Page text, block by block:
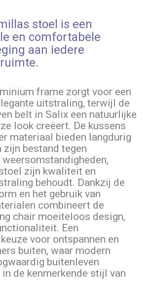
stoel is een
en comfortabele
aan iedere
frame zorgt voor een
uitstraling, terwijl de
belt in Salix een natuurlijke
look creëert. De kussens
materiaal bieden langdurig
bestand tegen
zijn kwaliteit en
behoudt. Dankzij de
en het gebruik van
combineert de
chair moeiteloos design,
Een
voor ontspannen en
buiten, waar modern
buitenleven
de kenmerkende stijl van